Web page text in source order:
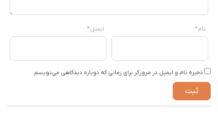
نام* ایمیل*
ذخیره نام و ایمیل در مرورگر برای زمانی که دوباره دیدگاهی می‌نویسم.